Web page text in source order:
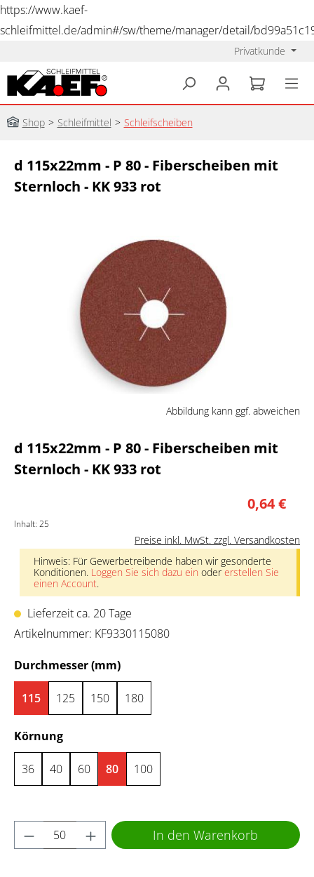
https://www.kaef-
schleifmittel.de/admin#/sw/theme/manager/detail/
Privatkunde
Shop > Schleifmittel > Schleifscheiben
d 115x22mm - P 80 - Fiberscheiben mit
Sternloch - KK 933 rot
Bildergalerie überspringen
Abbildung kann ggf. abweichen
d 115x22mm - P 80 - Fiberscheiben mit
Sternloch - KK 933 rot
0,64 €
Inhalt: 25
Preise inkl. MwSt. zzgl. Versandkosten
Hinweis: Für Gewerbetreibende haben wir gesonderte
Konditionen. Loggen Sie sich dazu ein odererstellen Sie
einen Account.
Lieferzeit ca. 20 Tage
Artikelnummer: KF9330115080
Durchmesser (mm)auswählen
115 125 150 180
Körnungauswählen
36 40 60 80 100
Produkt Anzahl: Gib den gewünschten
In den Warenkorb